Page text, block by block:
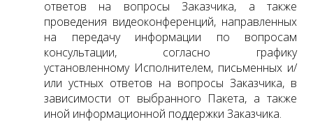
ответов на вопросы Заказчика, а также
проведения видеоконференций, направленных
на передачу информации по вопросам
консультации, согласно графику
установленному Исполнителем, письменных и/
или устных ответов на вопросы Заказчика, в
зависимости от выбранного Пакета, а также
иной информационной поддержки Заказчика.